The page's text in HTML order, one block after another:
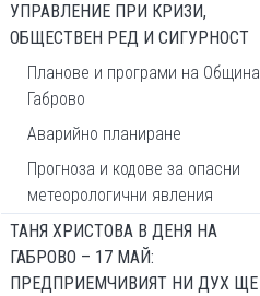
УПРАВЛЕНИЕ ПРИ КРИЗИ,
ОБЩЕСТВЕН РЕД И СИГУРНОСТ
Планове и програми на Община
Габрово
Аварийно планиране
Прогноза и кодове за опасни
метеорологични явления
ТАНЯ ХРИСТОВА В ДЕНЯ НА
ГАБРОВО – 17 МАЙ:
ПРЕДПРИЕМЧИВИЯТ НИ ДУХ ЩЕ